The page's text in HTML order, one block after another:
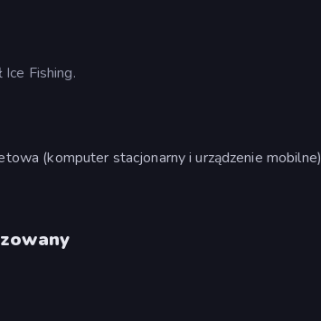
Fishing.
(komputer stacjonarny i urządzenie mobilne)